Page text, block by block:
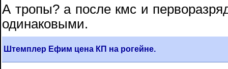
А тропы? а после кмс и
одинаковыми.
Штемплер Ефим цена КП на рогейне.